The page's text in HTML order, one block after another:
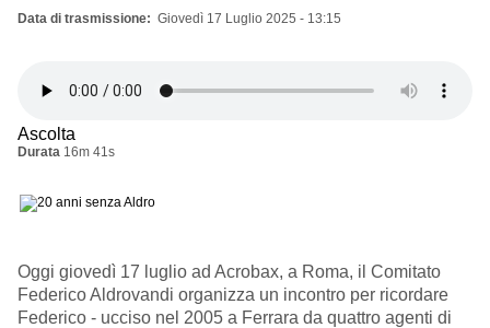
Data di trasmissione Giovedì 17 Luglio 2025 - 13:15
Ascolta
Durata 16m 41s
Oggi giovedì 17 luglio ad Acrobax, a Roma, il Comitato
Federico Aldrovandi organizza un incontro per ricordare
Federico - ucciso nel 2005 a Ferrara da quattro agenti di